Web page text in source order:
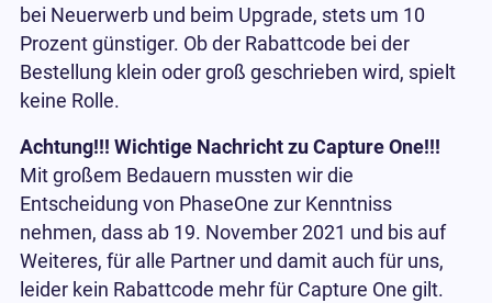
bei Neuerwerb und beim Upgrade, stets um 10
Prozent günstiger. Ob der Rabattcode bei der
Bestellung klein oder groß geschrieben wird, spielt
keine Rolle.
Achtung!!! Wichtige Nachricht zu Capture One!!!
Mit großem Bedauern mussten wir die
Entscheidung von PhaseOne zur Kenntniss
nehmen, dass ab 19. November 2021 und bis auf
Weiteres, für alle Partner und damit auch für uns,
leider kein Rabattcode mehr für Capture One gilt.